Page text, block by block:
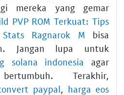
mereka yang gemar
PVP ROM Terkuat: Tips
Ragnarok M bisa
Jangan lupa untuk
solana indonesia agar
Terakhir,
paypal
harga eos